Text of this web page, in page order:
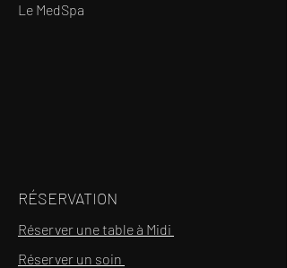
Le MedSpa
RÉSERVATION
Réserver une table à Midi
Réserver un soin